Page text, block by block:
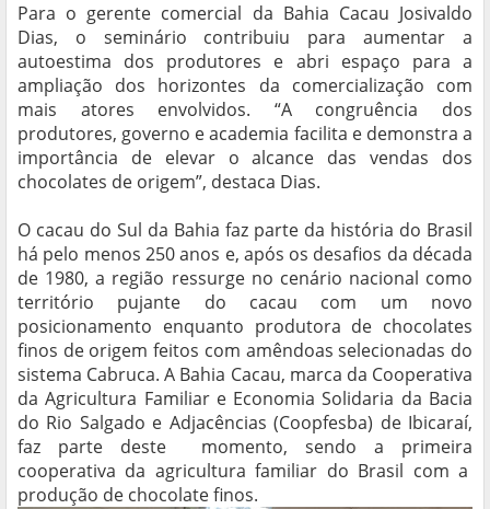
Para o gerente comercial da Bahia Cacau Josivaldo
Dias, o seminário contribuiu para aumentar a
autoestima dos produtores e abri espaço para a
ampliação dos horizontes da comercialização com
mais atores envolvidos. “A congruência dos
produtores, governo e academia facilita e demonstra a
importância de elevar o alcance das vendas dos
chocolates de origem”, destaca Dias.
O cacau do Sul da Bahia faz parte da história do Brasil
há pelo menos 250 anos e, após os desafios da década
de 1980, a região ressurge no cenário nacional como
território pujante do cacau com um novo
posicionamento enquanto produtora de chocolates
finos de origem feitos com amêndoas selecionadas do
sistema Cabruca. A Bahia Cacau, marca da Cooperativa
da Agricultura Familiar e Economia Solidaria da Bacia
do Rio Salgado e Adjacências (Coopfesba) de Ibicaraí,
faz parte deste momento, sendo a primeira
cooperativa da agricultura familiar do Brasil com a
produção de chocolate finos.